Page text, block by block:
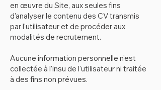
en œuvre du Site, aux seules fins
d'analyser le contenu des CV transmis
par l'utilisateur et de procéder aux
modalités de recrutement.
Aucune information personnelle n'est
collectée à l'insu de l'utilisateur ni traitée
à des fins non prévues.